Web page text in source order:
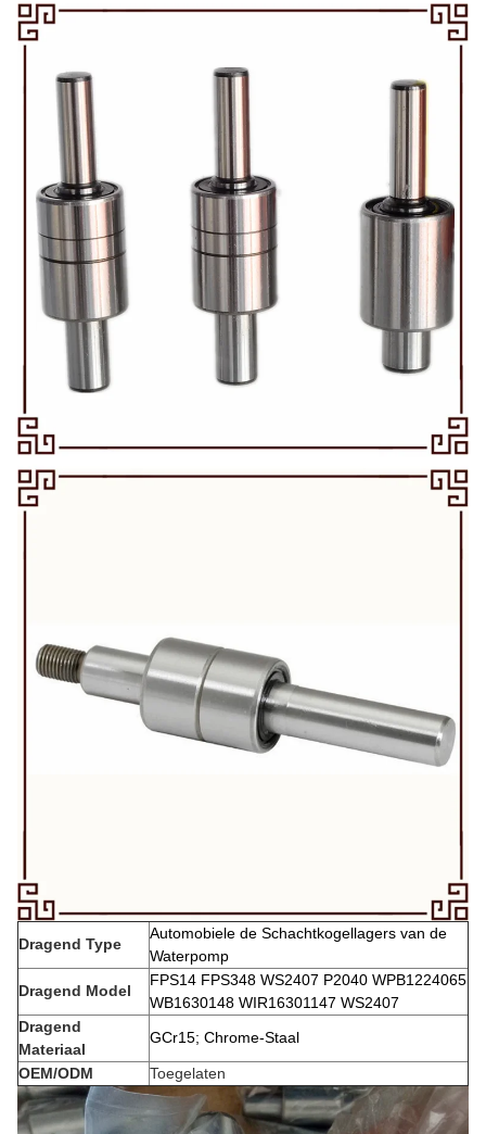
Dragend Type
Automobiele de Schachtkogellagers van de
Waterpomp
Dragend Model
FPS14 FPS348 WS2407 P2040 WPB1224065
WB1630148 WIR16301147 WS2407
Dragend
Materiaal
GCr15; Chrome-Staal
OEM/ODM Toegelaten